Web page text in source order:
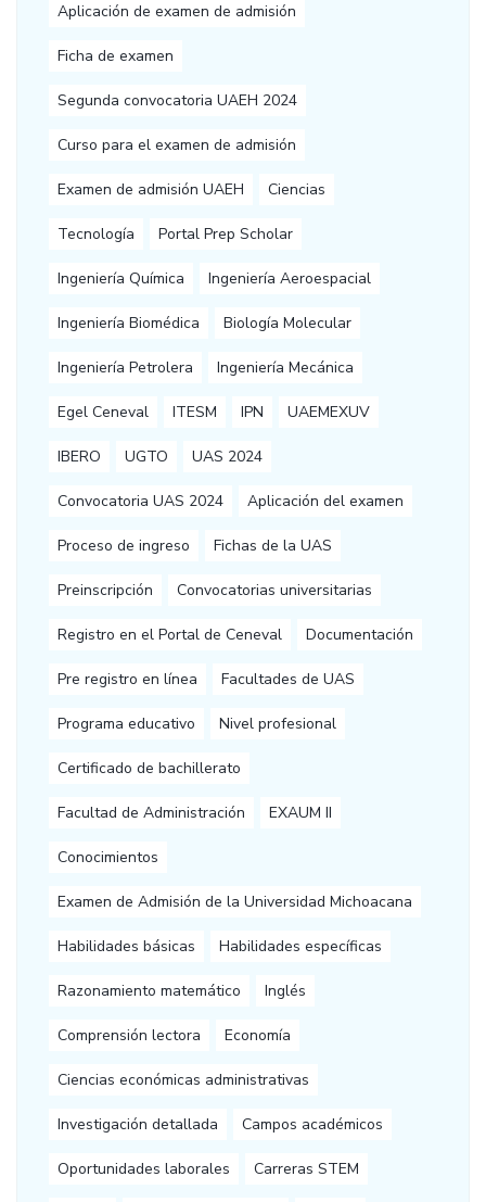
Aplicación de examen de admisión
Ficha de examen
Segunda convocatoria UAEH 2024
Curso para el examen de admisión
Examen de admisión UAEH Ciencias
Tecnología Portal Prep Scholar
Ingeniería Química Ingeniería Aeroespacial
Ingeniería Biomédica Biología Molecular
Ingeniería Petrolera Ingeniería Mecánica
Egel Ceneval ITESM IPN UAEMEXUV
IBERO UGTO UAS 2024
Convocatoria UAS 2024 Aplicación del examen
Proceso de ingreso Fichas de la UAS
Preinscripción Convocatorias universitarias
Registro en el Portal de Ceneval Documentación
Pre registro en línea Facultades de UAS
Programa educativo Nivel profesional
Certificado de bachillerato
Facultad de Administración EXAUM II
Conocimientos
Examen de Admisión de la Universidad Michoacana
Habilidades básicas Habilidades específicas
Razonamiento matemático Inglés
Comprensión lectora Economía
Ciencias económicas administrativas
Investigación detallada Campos académicos
Oportunidades laborales Carreras STEM